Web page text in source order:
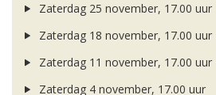
Zaterdag 25 november, 17.00 uur
Zaterdag 18 november, 17.00 uur
Zaterdag 11 november, 17.00 uur
Zaterdag 4 november, 17.00 uur